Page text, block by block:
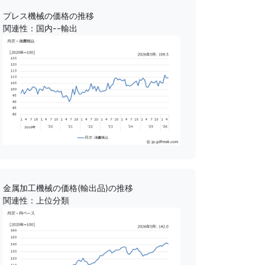
プレス機械の価格の推移
関連性：国内--輸出
金属加工機械の価格(輸出品)の推移
関連性：上位分類